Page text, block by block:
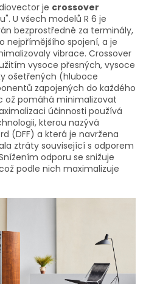
je crossover
U všech modelů R 6 je
bezprostředně za terminály,
nejpřímějšího spojení, a je
vibrace. Crossover
vysoce přesných, vysoce
ošetřených (hluboce
zapojených do každého
ož pomáhá minimalizovat
účinnosti používá
kterou nazývá
(DFF) a která je navržena
ztráty související s odporem
odporu se snižuje
podle nich maximalizuje